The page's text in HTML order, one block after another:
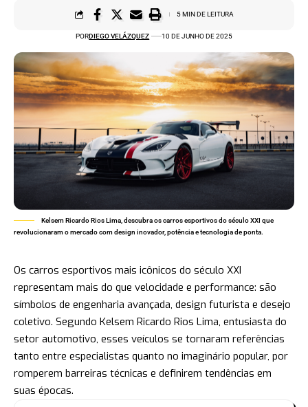
PORDIEGO VELÁZQUEZ 10 DE JUNHO DE 2025
5 MIN DE LEITURA
Kelsem Ricardo Rios Lima, descubra os carros esportivos do século XXI que
revolucionaram o mercado com design inovador, potência e tecnologia de ponta.
Os carros esportivos mais icônicos do século XXI
representam mais do que velocidade e performance: são
símbolos de engenharia avançada, design futurista e desejo
coletivo. Segundo Kelsem Ricardo Rios Lima, entusiasta do
setor automotivo, esses veículos se tornaram referências
tanto entre especialistas quanto no imaginário popular, por
romperem barreiras técnicas e definirem tendências em
suas épocas.